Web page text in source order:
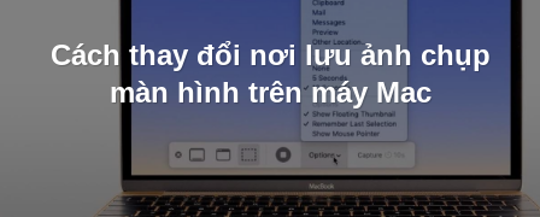
Cách thay đổi nơi lưu ảnh chụp
màn hình trên máy Mac